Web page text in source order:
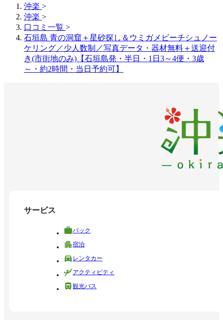
沖楽 >
沖楽 >
口コミ一覧 >
石垣島 青の洞窟＋星砂探し＆ウミガメビーチシュノー
ケリング／少人数制／写真データ・器材無料＋送迎付
き(市街地のみ)【石垣島発・半日・1日3～4便・3歳
～・約2時間・当日予約可】
サービス
パック
宿泊
レンタカー
アクティビティ
観光バス